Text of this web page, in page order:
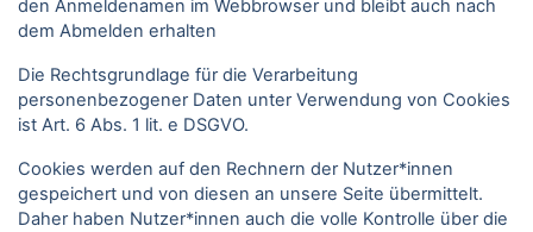
den Anmeldenamen im Webbrowser und bleibt auch nach
dem Abmelden erhalten
Die Rechtsgrundlage für die Verarbeitung
personenbezogener Daten unter Verwendung von Cookies
ist Art. 6 Abs. 1 lit. e DSGVO.
Cookies werden auf den Rechnern der Nutzer*innen
gespeichert und von diesen an unsere Seite übermittelt.
Daher haben Nutzer*innen auch die volle Kontrolle über die